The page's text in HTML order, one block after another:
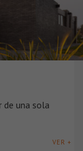
de una sola
VER +